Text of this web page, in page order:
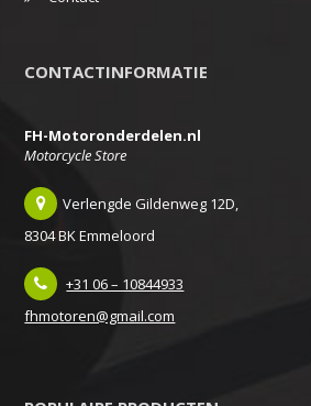
CONTACTINFORMATIE
FH-Motoronderdelen.nl
Motorcycle Store
Verlengde Gildenweg 12D,
8304 BK Emmeloord
+31 06 – 10844933
fhmotoren@gmail.com